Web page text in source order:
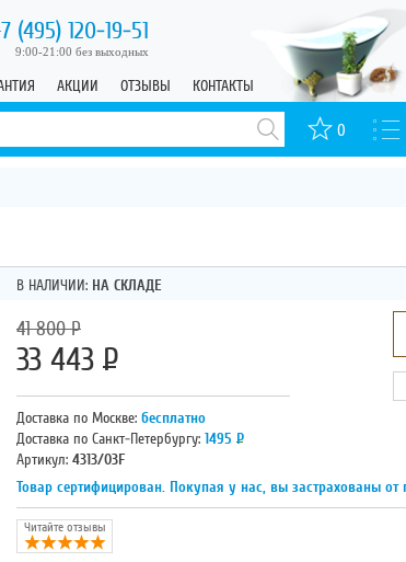
(495) 120-19-51
9:00-21:00 без выходных
АКЦИИ ОТЗЫВЫ КОНТАКТЫ
0
В НАЛИЧИИ: НА СКЛАДЕ
41 800Р
33 443 Р
Доставка по Москве: бесплатно
Доставка по Санкт-Петербургу: 1495 Р
Артикул: 4313/03F
Товар сертифицирован. Покупая у нас, вы застрахованы от
Читайте отзывы